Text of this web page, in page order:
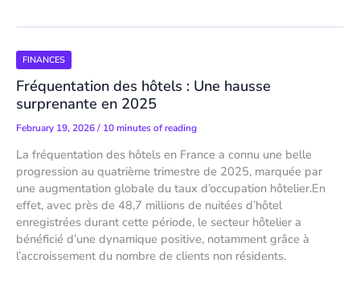
FINANCES
Fréquentation des hôtels : Une hausse
surprenante en 2025
February 19, 2026/ 10 minutes of reading
La fréquentation des hôtels en France a connu une belle
progression au quatrième trimestre de 2025, marquée par
une augmentation globale du taux d’occupation hôtelier.En
effet, avec près de 48,7 millions de nuitées d’hôtel
enregistrées durant cette période, le secteur hôtelier a
bénéficié d’une dynamique positive, notamment grâce à
l’accroissement du nombre de clients non résidents.